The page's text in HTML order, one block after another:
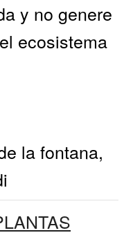
y no genere
ecosistema
la fontana,